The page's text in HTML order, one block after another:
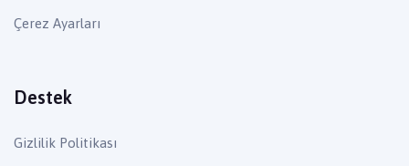
Çerez Ayarları
Destek
Gizlilik Politikası